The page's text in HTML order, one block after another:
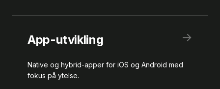
App-utvikling →
Native og hybrid-apper for iOS og Android med
fokus på ytelse.